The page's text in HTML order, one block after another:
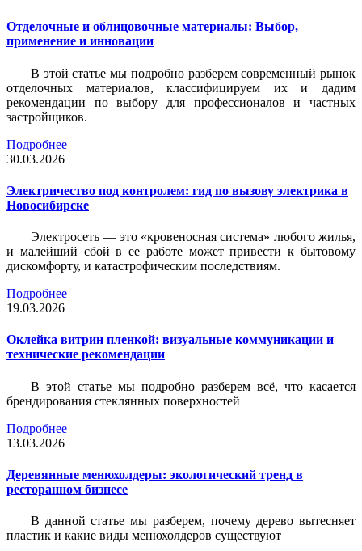
Отделочные и облицовочные материалы: Выбор,
применение и инновации
В этой статье мы подробно разберем современный рынок
отделочных материалов, классифицируем их и дадим
рекомендации по выбору для профессионалов и частных
застройщиков.
Подробнее
30.03.2026
Электричество под контролем: гид по вызову электрика в
Новосибирске
Электросеть — это «кровеносная система» любого жилья,
и малейший сбой в ее работе может привести к бытовому
дискомфорту, и катастрофическим последствиям.
Подробнее
19.03.2026
Оклейка витрин пленкой: визуальные коммуникации и
технические рекомендации
В этой статье мы подробно разберем всё, что касается
брендирования стеклянных поверхностей
Подробнее
13.03.2026
Деревянные менюхолдеры: экологический тренд в
ресторанном бизнесе
В данной статье мы разберем, почему дерево вытесняет
пластик и какие виды менюхолдеров существуют